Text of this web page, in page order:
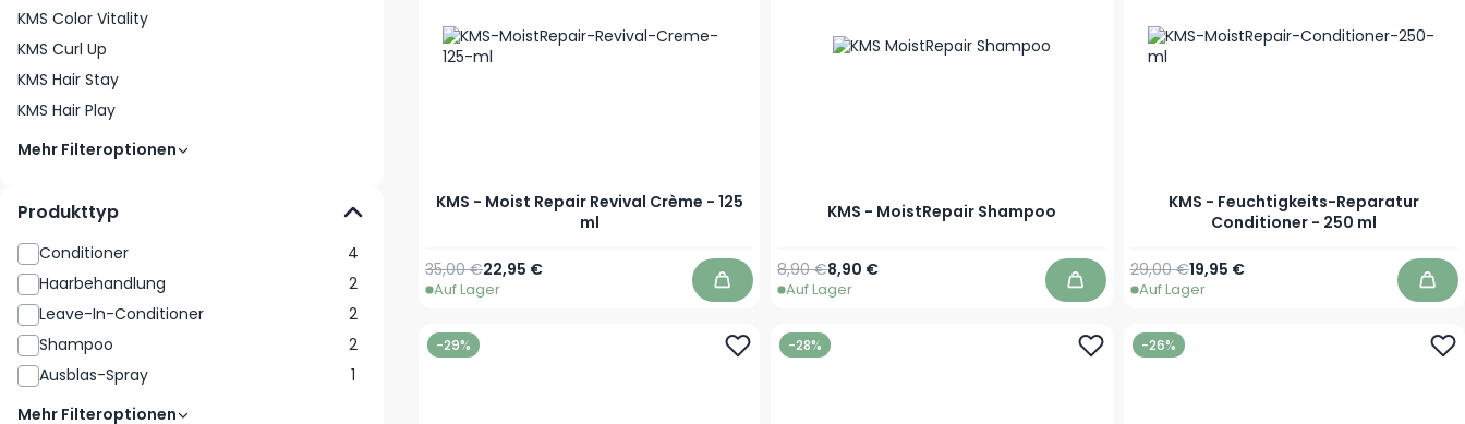
KMS Color Vitality
KMS Curl Up
KMS Hair Stay
KMS Hair Play
Mehr Filteroptionen
Produkttyp
Conditioner
4
Haarbehandlung
2
Leave-In-Conditioner
2
Shampoo
2
Ausblas-Spray
1
Mehr Filteroptionen
KMS - Moist Repair Revival Crème - 125
ml
Sonderpreis
22,95 €
Regulärer Preis
35,00 €
Auf Lager In den Warenkorb
KMS - MoistRepair Shampoo
Ab
8,90 €
Regulärer Preis
8,90 €
Auf Lager In den Warenkorb
KMS - Feuchtigkeits-Reparatur
Conditioner - 250 ml
Sonderpreis
19,95 €
Regulärer Preis
29,00 €
Auf Lager In
-29% -28% -26%